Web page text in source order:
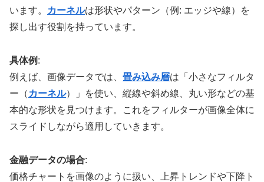
います。
カーネルは形状やパターン（例: エッジや線）を
探し出す役割を持っています。
具体例 :
例えば、画像データでは、 畳み込み層は「小さなフィルタ
ー（ カーネル）」を使い、縦線や斜め線、丸い形などの基
本的な形状を見つけます。これをフィルターが画像全体に
スライドしながら適用していきます。
金融データの場合:
価格チャートを画像のように扱い、上昇トレンドや下降ト